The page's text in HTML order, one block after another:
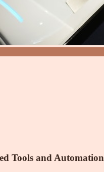
Tools and Automation